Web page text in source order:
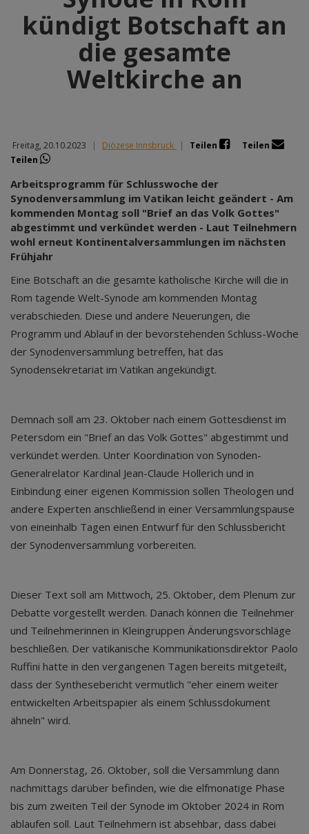
kündigt Botschaft an
die gesamte
Weltkirche an
Freitag, 20.10.2023 | Diözese Innsbruck | Teilen
Teilen
Teilen
Arbeitsprogramm für Schlusswoche der
Synodenversammlung im Vatikan leicht geändert - Am
kommenden Montag soll "Brief an das Volk Gottes"
abgestimmt und verkündet werden - Laut Teilnehmern
wohl erneut Kontinentalversammlungen im nächsten
Frühjahr
Eine Botschaft an die gesamte katholische Kirche will die in
Rom tagende Welt-Synode am kommenden Montag
verabschieden. Diese und andere Neuerungen, die
Programm und Ablauf in der bevorstehenden Schluss-Woche
der Synodenversammlung betreffen, hat das
Synodensekretariat im Vatikan angekündigt.
Demnach soll am 23. Oktober nach einem Gottesdienst im
Petersdom ein "Brief an das Volk Gottes" abgestimmt und
verkündet werden. Unter Koordination von Synoden-
Generalrelator Kardinal Jean-Claude Hollerich und in
Einbindung einer eigenen Kommission sollen Theologen und
andere Experten anschließend in einer Versammlungspause
von eineinhalb Tagen einen Entwurf für den Schlussbericht
der Synodenversammlung vorbereiten.
Dieser Text soll am Mittwoch, 25. Oktober, dem Plenum zur
Debatte vorgestellt werden. Danach können die Teilnehmer
und Teilnehmerinnen in Kleingruppen Änderungsvorschläge
beschließen. Der vatikanische Kommunikationsdirektor Paolo
Ruffini hatte in den vergangenen Tagen bereits mitgeteilt,
dass der Synthesebericht vermutlich "eher einem weiter
entwickelten Arbeitspapier als einem Schlussdokument
ähneln" wird.
Am Donnerstag, 26. Oktober, soll die Versammlung dann
nachmittags darüber befinden, wie die elfmonatige Phase
bis zum zweiten Teil der Synode im Oktober 2024 in Rom
ablaufen soll. Laut Teilnehmern ist absehbar, dass dabei